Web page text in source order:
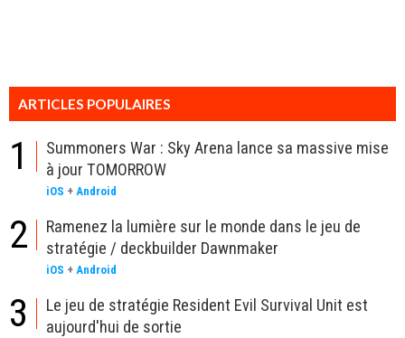
ARTICLES POPULAIRES
1
Summoners War : Sky Arena lance sa massive mise
à jour TOMORROW
iOS + Android
2
Ramenez la lumière sur le monde dans le jeu de
stratégie / deckbuilder Dawnmaker
iOS + Android
3
Le jeu de stratégie Resident Evil Survival Unit est
aujourd'hui de sortie